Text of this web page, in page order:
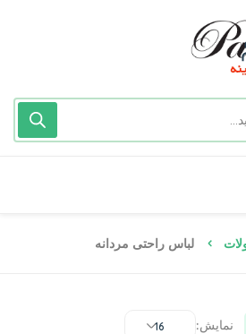
لباس راحتی مردانه
نمایش: 16